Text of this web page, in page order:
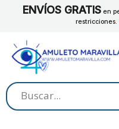
ENVÍOS GRATIS en
restricciones.